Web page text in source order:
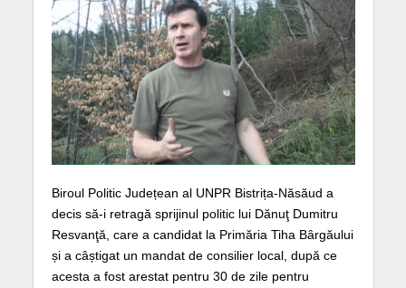
Biroul Politic Județean al UNPR Bistrița-Năsăud a
decis să-i retragă sprijinul politic lui Dănuţ Dumitru
Resvanţă, care a candidat la Primăria Tiha Bârgăului
și a câștigat un mandat de consilier local, după ce
acesta a fost arestat pentru 30 de zile pentru